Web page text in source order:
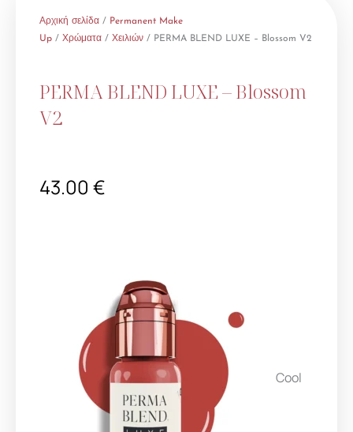
Αρχική σελίδα / Permanent Make
Up / Χρώματα / Χειλιών / PERMA BLEND LUXE – Blossom V2
PERMA BLEND LUXE – Blossom
V2
43.00 €
Cool